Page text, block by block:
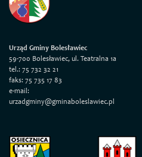
Urząd Gminy Bolesławiec
59-700 Bolesławiec, ul. Teatralna 1a
tel.: 75 732 32 21
faks: 75 735 17 83
e-mail:
urzadgminy@gminaboleslawiec.pl